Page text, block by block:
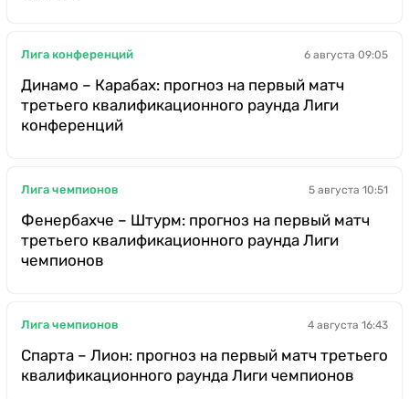
Лига конференций 6 августа 09:05
Динамо – Карабах: прогноз на первый матч
третьего квалификационного раунда Лиги
конференций
Лига чемпионов 5 августа 10:51
Фенербахче – Штурм: прогноз на первый матч
третьего квалификационного раунда Лиги
чемпионов
Лига чемпионов 4 августа 16:43
Спарта – Лион: прогноз на первый матч третьего
квалификационного раунда Лиги чемпионов